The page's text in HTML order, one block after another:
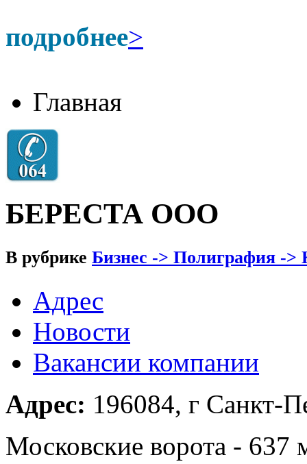
подробнее>
Главная
БЕРЕСТА ООО
В рубрике Бизнес -> Полиграфия ->
Адрес
Новости
Вакансии компании
Адрес: 196084, г Санкт-
Московские ворота - 637